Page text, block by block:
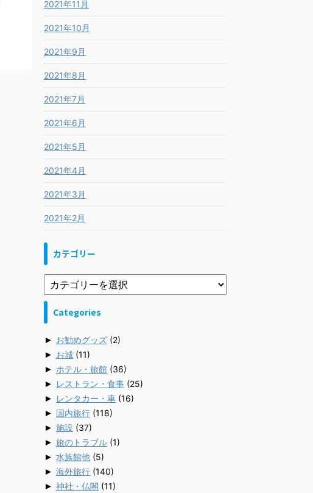
2021年11月
2021年10月
2021年9月
2021年8月
2021年7月
2021年6月
2021年5月
2021年4月
2021年3月
2021年2月
カテゴリー
Categories
► お勧めグッズ (2)
► お城 (11)
► ホテル・旅館 (36)
► レストラン・食事 (25)
► レンタカー・車 (16)
► 国内旅行 (118)
► 施設 (37)
► 旅のトラブル (1)
► 水族館他 (5)
► 海外旅行 (140)
► 神社・仏閣 (11)